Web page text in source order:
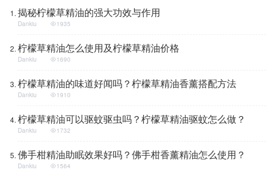
揭秘柠檬草精油的强大功效与作用
Dankiu 1935
柠檬草精油怎么使用及柠檬草精油价格
Dankiu 1690
柠檬草精油的味道好闻吗？柠檬草精油香薰搭配方法
Dankiu 1910
柠檬草精油可以驱蚊驱虫吗？柠檬草精油驱蚊怎么做？
Dankiu 1732
佛手柑精油助眠效果好吗？佛手柑香薰精油怎么使用？
Dankiu 1564